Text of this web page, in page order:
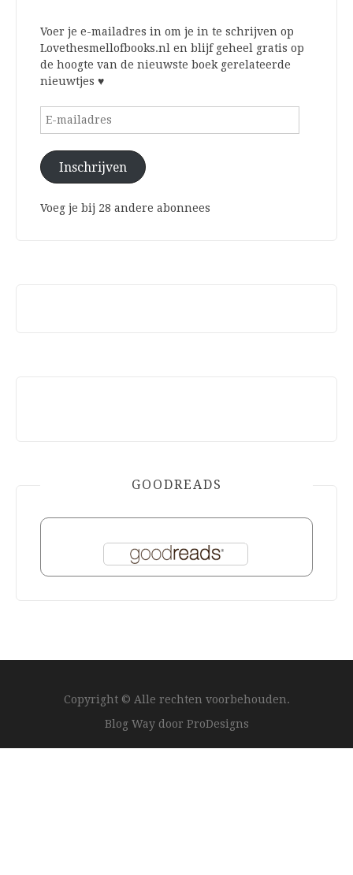
Voer je e-mailadres in om je in te schrijven op
Lovethesmellofbooks.nl en blijf geheel gratis op
de hoogte van de nieuwste boek gerelateerde
nieuwtjes ♥
E-
Inschrijven
Voeg je bij 28 andere abonnees
GOODREADS
Copyright © Alle rechten voorbehouden.
Blog Way door ProDesigns